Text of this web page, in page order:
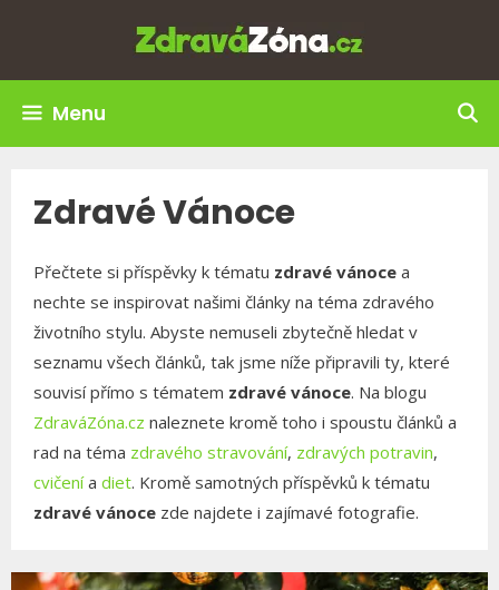
obsah
Menu
Zdravé Vánoce
Přečtete si příspěvky k tématu zdravé vánoce a
nechte se inspirovat našimi články na téma zdravého
životního stylu. Abyste nemuseli zbytečně hledat v
seznamu všech článků, tak jsme níže připravili ty, které
souvisí přímo s tématem zdravé vánoce. Na blogu
ZdraváZóna.cz naleznete kromě toho i spoustu článků a
rad na téma zdravého stravování, zdravých potravin,
cvičenía diet. Kromě samotných příspěvků k tématu
zdravé vánoce zde najdete i zajímavé fotografie.